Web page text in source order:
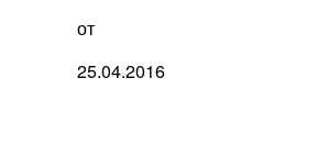
от
25.04.2016